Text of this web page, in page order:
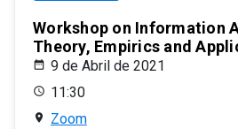
Workshop on Information
Theory, Empirics and
9 de Abril de 2021
11:30
Zoom